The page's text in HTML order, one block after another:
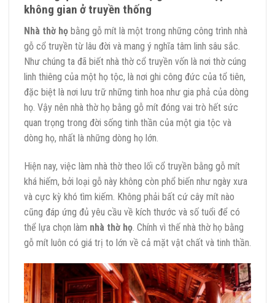
không gian ở truyền thống
Nhà thờ họ bằng gỗ mít là một trong những công trình nhà
gỗ cổ truyền từ lâu đời và mang ý nghĩa tâm linh sâu sắc.
Như chúng ta đã biết nhà thờ cổ truyền vốn là nơi thờ cúng
linh thiêng của một họ tộc, là nơi ghi công đức của tổ tiên,
đặc biệt là nơi lưu trữ những tinh hoa như gia phả của dòng
họ. Vậy nên nhà thờ họ bằng gỗ mít đóng vai trò hết sức
quan trọng trong đời sống tinh thần của một gia tộc và
dòng họ, nhất là những dòng họ lớn.
Hiện nay, việc làm nhà thờ theo lối cổ truyền bằng gỗ mít
khá hiếm, bởi loại gỗ này không còn phổ biến như ngày xưa
và cực kỳ khó tìm kiếm. Không phải bất cứ cây mít nào
cũng đáp ứng đủ yêu cầu về kích thước và số tuổi để có
thể lựa chọn làm nhà thờ họ . Chính vì thế nhà thờ họ bằng
gỗ mít luôn có giá trị to lớn về cả mặt vật chất và tinh thần.